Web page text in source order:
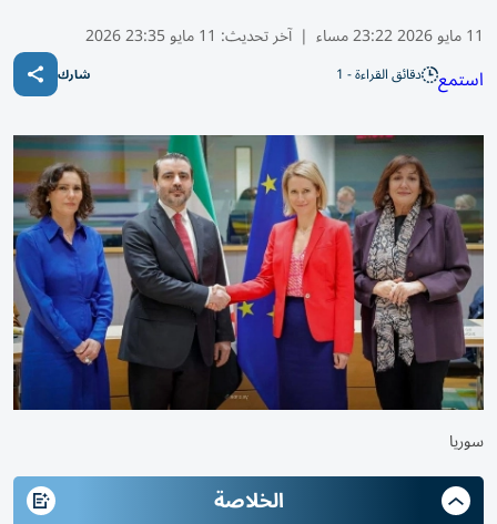
11 مايو 2026 23:22 مساء | آخر تحديث: 11 مايو 23:35 2026
استمع دقائق القراءة - 1 شارك
سوريا
الخلاصة